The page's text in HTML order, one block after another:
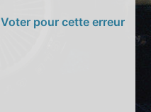
Voter pour cette erreur